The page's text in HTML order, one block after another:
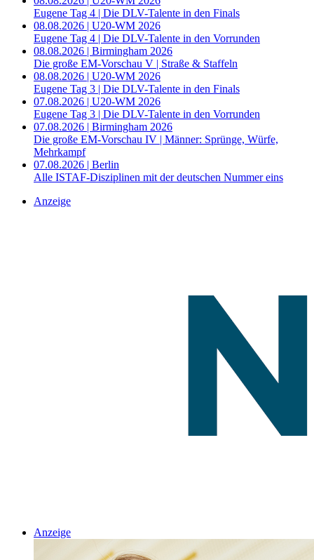
Eugene Tag 4 | Die DLV-Talente in den Finals
08.08.2026 | U20-WM 2026
Eugene Tag 4 | Die DLV-Talente in den Vorrunden
08.08.2026 | Birmingham 2026
Die große EM-Vorschau V | Straße & Staffeln
08.08.2026 | U20-WM 2026
Eugene Tag 3 | Die DLV-Talente in den Finals
07.08.2026 | U20-WM 2026
Eugene Tag 3 | Die DLV-Talente in den Vorrunden
07.08.2026 | Birmingham 2026
Die große EM-Vorschau IV | Männer: Sprünge, Würfe,
Mehrkampf
07.08.2026 | Berlin
Alle ISTAF-Disziplinen mit der deutschen Nummer eins
Anzeige
Anzeige